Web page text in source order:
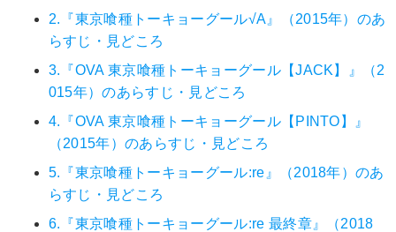
2.『東京喰種トーキョーグール√A』（2015年）のあ
らすじ・見どころ
3.『OVA 東京喰種トーキョーグール【JACK】』（2
015年）のあらすじ・見どころ
4.『OVA 東京喰種トーキョーグール【PINTO】』
（2015年）のあらすじ・見どころ
5.『東京喰種トーキョーグール:re』（2018年）のあ
らすじ・見どころ
6.『東京喰種トーキョーグール:re 最終章』（2018